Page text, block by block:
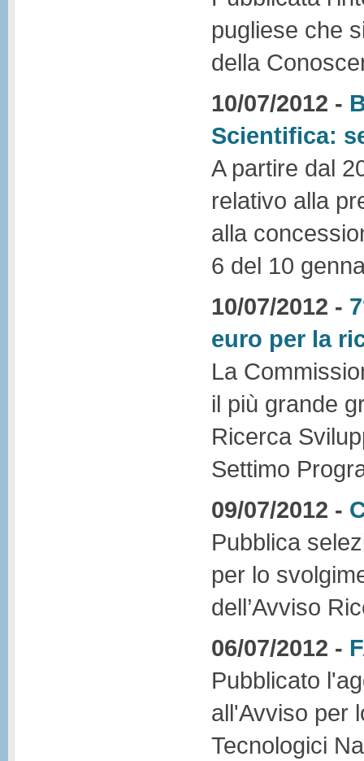
pugliese che
della
10/07/2012 -
Scientifica:
A partire dal
relativo alla
alla
6 del 10
10/07/2012 -
euro per la
La
il più grande
Ricerca
Settimo
09/07/2012 -
Pubblica
per lo
dell’Avviso
06/07/2012 -
Pubblicato
all'Avviso per
Tecnologici